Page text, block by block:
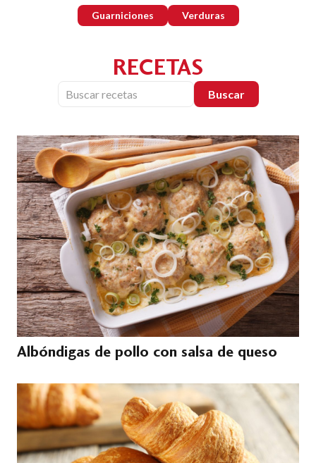
Guarniciones Verduras
RECETAS
Buscar
Albóndigas de pollo con salsa de queso